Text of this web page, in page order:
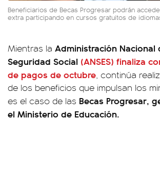
Beneficiarios de Becas Progresar podrán
extra participando en cursos gratuitos de
Mientras la Administración Nacional
Seguridad Social (ANSES) finaliza
de pagos de octubre, continúa
de los beneficios que impulsan los
es el caso de las Becas Progresar,
el Ministerio de Educación.